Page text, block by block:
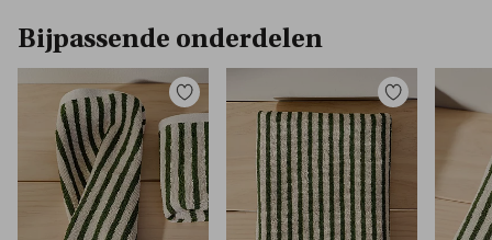
Bijpassende onderdelen
Toevoegen
aan
favorieten
Toevoegen
aan
favorieten